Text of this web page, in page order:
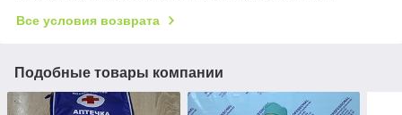
Все условия возврата
Подобные товары компании